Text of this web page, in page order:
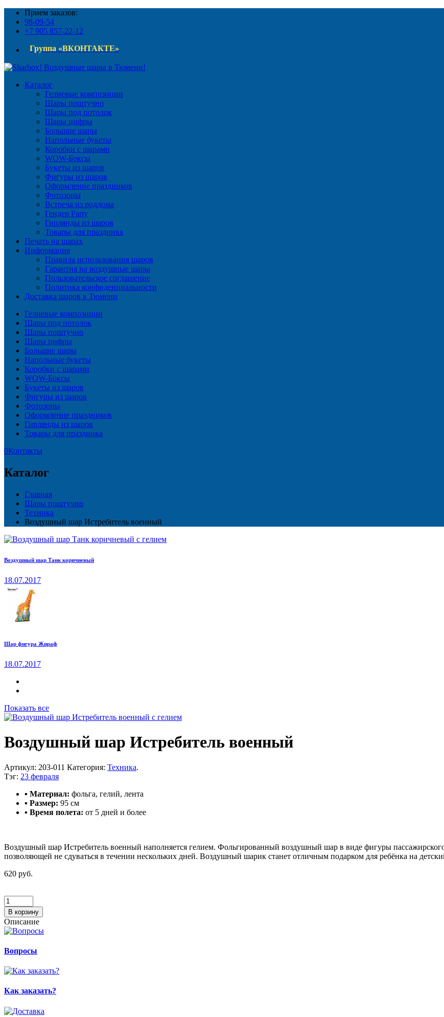
Прием заказов:
98-09-54
+7 905 857-22-12
Группа «ВКОНТАКТЕ»
Каталог
Гелиевые композиции
Шары поштучно
Шары под потолок
Шары цифры
Большие шары
Напольные букеты
Коробки с шарами
WOW-Боксы
Букеты из шаров
Фигуры из шаров
Оформление праздников
Фотозоны
Встреча из роддома
Гендер Party
Гирлянды из шаров
Товары для праздника
Печать на шарах
Информация
Правила использования шаров
Гарантия на воздушные шары
Пользовательское соглашение
Политика конфиденциальности
Доставка шаров в Тюмени
Гелиевые композиции
Шары под потолок
Шары поштучно
Шары цифры
Большие шары
Напольные букеты
Коробки с шарами
WOW-Боксы
Букеты из шаров
Фигуры из шаров
Фотозоны
Оформление праздников
Гирлянды из шаров
Товары для праздника
0Контакты
Каталог
Главная
Шары поштучно
Техника
Воздушный шар Истребитель военный
Воздушный шар Танк коричневый
18.07.2017
Шар фигура Жираф
18.07.2017
Показать все
Воздушный шар Истребитель военный
Артикул: 203-011 Категория: Техника.
Тэг: 23 февраля
▪ Материал: фольга, гелий, лента
▪ Размер: 95 см
▪ Время полета: от 5 дней и более
Воздушный шар Истребитель военный наполняется гелием. Фольгированный воздушный шар в виде фигуры пассажирского
позволяющей не сдуваться в течении нескольких дней. Воздушный шарик станет отличным подарком для ребёнка на
620 руб.
В корзину
Описание
Вопросы
Как заказать?